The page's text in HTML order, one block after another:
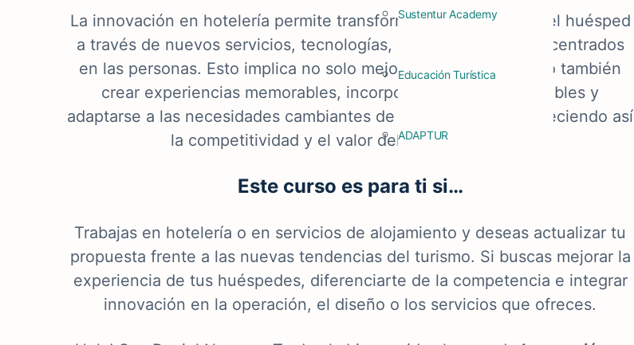
Sustentur Academy
Educación Turística
ADAPTUR
La innovación en hotelería permite transformar la experiencia del huésped
a través de nuevos servicios, tecnologías, diseños y enfoques centrados
en las personas. Esto implica no solo mejorar la operación, sino también
crear experiencias memorables, incorporar prácticas sostenibles y
adaptarse a las necesidades cambiantes de los visitantes, fortaleciendo así
la competitividad y el valor del establecimiento.
Este curso es para ti si…
Trabajas en hotelería o en servicios de alojamiento y deseas actualizar tu
propuesta frente a las nuevas tendencias del turismo. Si buscas mejorar la
experiencia de tus huéspedes, diferenciarte de la competencia e integrar
innovación en la operación, el diseño o los servicios que ofreces.